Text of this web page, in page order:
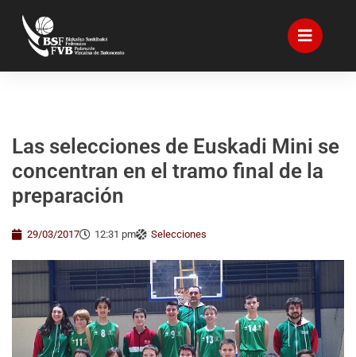
Las selecciones de Euskadi Mini se
concentran en el tramo final de la
preparación
29/03/2017 12:31 pm Selecciones